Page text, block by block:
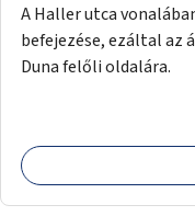
A Haller utca
befejezése, ezáltal az
Duna felőli oldalára.